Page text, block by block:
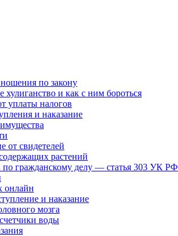
по закону
хулиганство и как с ним бороться
уплаты налогов
и наказание
от свидетелей
растений
по гражданскому делу — статья 303 УК РФ
онлайн
и наказание
мозга
воды